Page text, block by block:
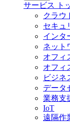
サービス ト
クラウ
セキュ
インタ
ネット
オフィ
オフィ
ビジネ
データ
業務支
IoT
遠隔作